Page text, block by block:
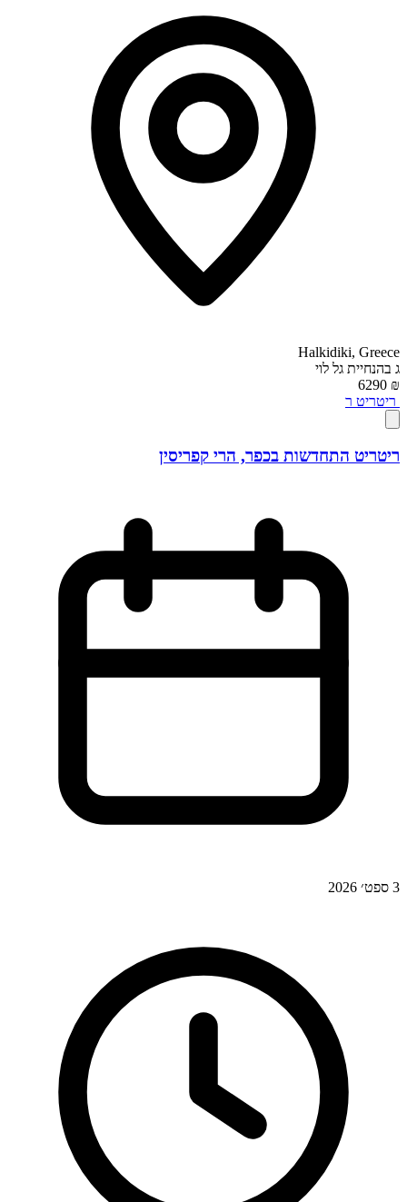
Halkidiki, Greece
ג בהנחיית גל לוי
₪ 6290
ריטריט ר
ריטריט התחדשות בכפר, הרי קפריסין
3 ספט׳ 2026